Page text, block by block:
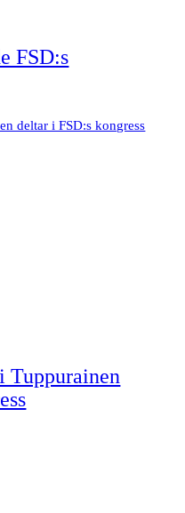
FSD:s
Tuppurainen